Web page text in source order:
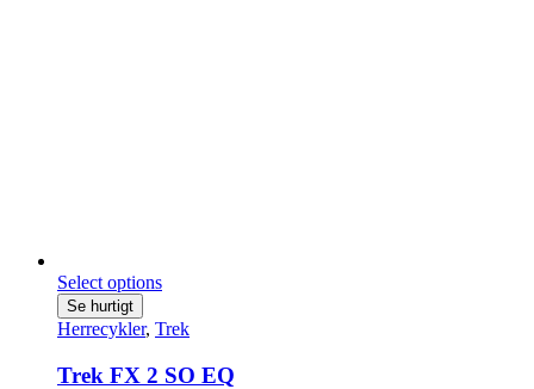
Select options
Se hurtigt
Herrecykler, Trek
Trek FX 2 SO EQ